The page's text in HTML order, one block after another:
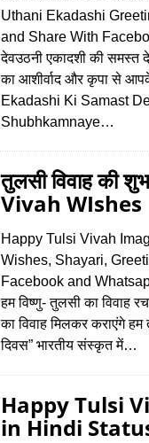
Uthani Ekadashi
and Share With
देवउठनी एकादशी की समस्‍त
का आशीर्वाद और कृपा से
Ekadashi Ki Samast
Shubhkamnaye…
तुलसी विवाह की
Vivah WIshes
Happy Tulsi Vivah
Wishes, Shayari,
Facebook and
हम विष्णु- तुलसी का विवाह
का विवाह मिलकर कराएंगे
दिवस” भारतीय संस्कृत में…
Happy Tulsi
in Hindi